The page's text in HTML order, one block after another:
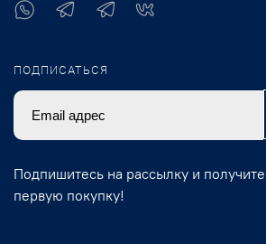
ПОДПИСАТЬСЯ
Подпишитесь на рассылку и
первую покупку!